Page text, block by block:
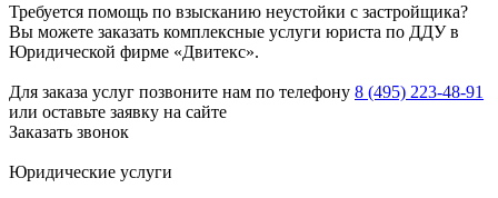
Требуется помощь по взысканию неустойки с застройщика?
Вы можете заказать комплексные услуги юриста по ДДУ в
Юридической фирме «Двитекс».
Для заказа услуг позвоните нам по телефону 8 (495) 223-48-91
или оставьте заявку на сайте
Заказать звонок
Юридические услуги